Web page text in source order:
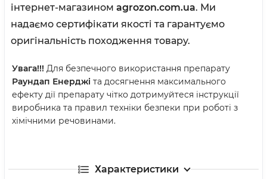
інтернет-магазином agrozon.com.ua. Ми
надаємо сертифікати якості та гарантуємо
оригінальність походження товару.
Увага!!! Для безпечного використання препарату
Раундап Енерджі та досягнення максимального
ефекту дії препарату чітко дотримуйтеся інструкції
виробника та правил техніки безпеки при роботі з
хімічними речовинами.
Характеристики